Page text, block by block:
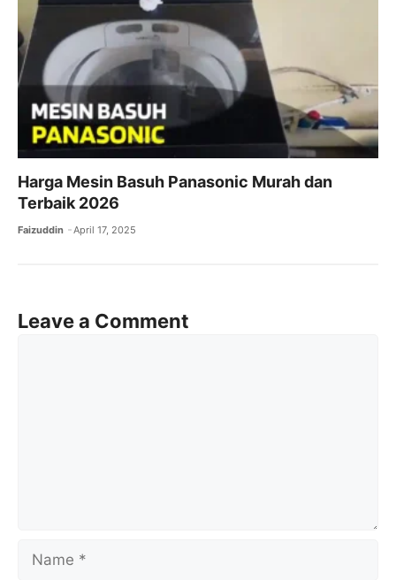
Harga Mesin Basuh Panasonic Murah dan
Terbaik 2026​
Faizuddin April 17, 2025
Leave a Comment